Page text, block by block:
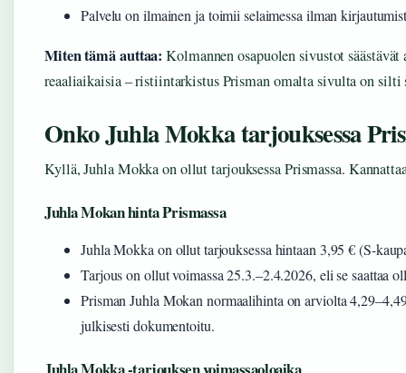
Palvelu on ilmainen ja toimii selaimessa ilman
Miten tämä auttaa: Kolmannen osapuolen sivustot
reaaliaikaisia – ristiintarkistus Prisman omalta sivulta on silti
Onko Juhla Mokka tarjouksessa
Kyllä, Juhla Mokka on ollut tarjouksessa Prismassa.
Juhla Mokan hinta Prismassa
Juhla Mokka on ollut tarjouksessa hintaan 3,95 € (S-
Tarjous on ollut voimassa 25.3.–2.4.2026, eli se saattaa
Prisman Juhla Mokan normaalihinta on arviolta
julkisesti dokumentoitu.